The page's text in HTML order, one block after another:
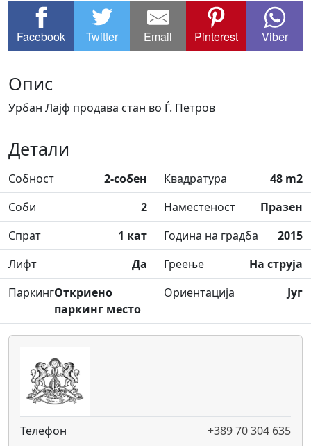
Facebook Twitter Email Pinterest Viber
Опис
Урбан Лајф продава стан во Ѓ. Петров
Детали
Собност 2-собен Квадратура
48 m2
Соби
2 Наместеност
Празен
Спрат
1 кат Година на градба
2015
Лифт
Да Греење
На струја
ПаркингОткриено
паркинг место
Ориентација Југ
Телефон
+389 70 304 635